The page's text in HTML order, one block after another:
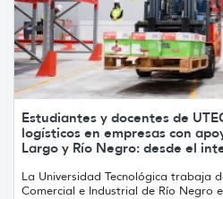
Estudiantes y docentes de
logísticos en empresas con
Largo y Río Negro: desde el
La Universidad Tecnológica trabaja
Comercial e Industrial de Río Negro